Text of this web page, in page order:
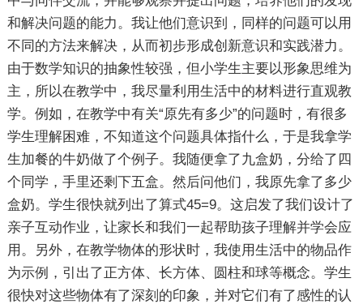
和解决问题的能力。我让他们意识到，同样的问题可以用
不同的方法来解决，从而初步形成创新意识和实践潜力。
由于数学知识的抽象性较强，但小学生主要以形象思维为
主，所以在教学中，我尽量利用生活中的材料进行直观教
学。例如，在教学中有关“原先有多少”的问题时，有很多
学生理解困难，不知道这个问题具体指什么，于是我拿学
生加餐的牛奶做了个例子。我随便拿了九盒奶，分给了四
个同学，手里还剩下五盒。然后问他们，我原先拿了多少
盒奶。学生很快就列出了算式45=9。这启发了我们设计了
亲子互动作业，让家长和我们一起帮助孩子理解并学会应
用。另外，在教学物体的形状时，我使用生活中的物品作
为示例，引出了正方体、长方体、圆柱和球等概念。学生
很快对这些物体有了深刻的印象，并对它们有了感性的认